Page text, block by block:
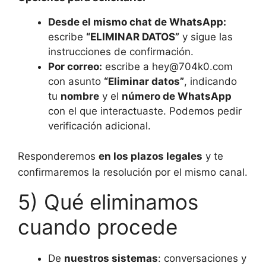
Desde el mismo chat de WhatsApp:
escribe “ELIMINAR DATOS” y sigue las
instrucciones de confirmación.
Por correo: escribe a hey@704k0.com
con asunto “Eliminar datos”, indicando
tu nombre y el número de WhatsApp
con el que interactuaste. Podemos pedir
verificación adicional.
Responderemos en los plazos legales y te
confirmaremos la resolución por el mismo canal.
5) Qué eliminamos
cuando procede
De nuestros sistemas: conversaciones y